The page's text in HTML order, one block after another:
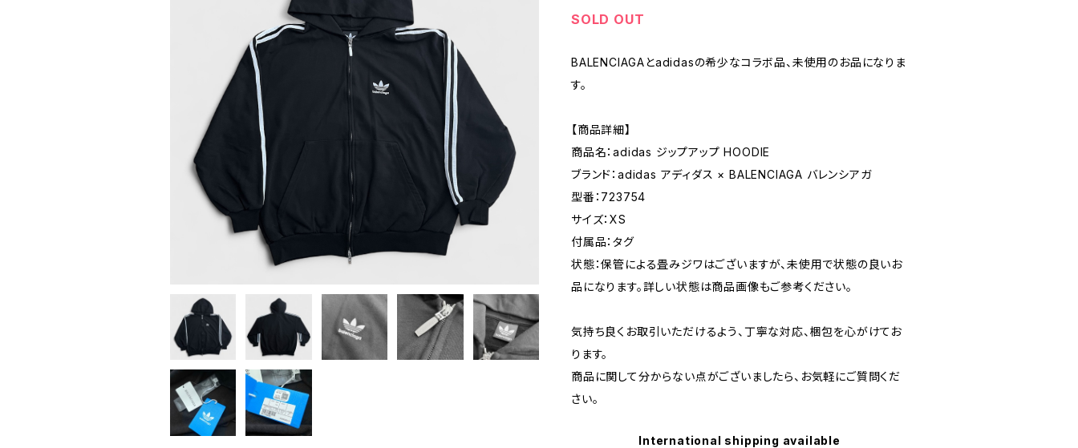
SOLD OUT
BALENCIAGAとadidasの希少なコラボ品、未使用のお品になりま
す。
【商品詳細】
商品名：adidas ジップアップ HOODIE
ブランド：adidas アディダス × BALENCIAGA バレンシアガ
型番：723754
サイズ：XS
付属品：タグ
状態：保管による畳みジワはございますが、未使用で状態の良いお
品になります。詳しい状態は商品画像もご参考ください。
気持ち良くお取引いただけるよう、丁寧な対応、梱包を心がけてお
ります。
商品に関して分からない点がございましたら、お気軽にご質問くだ
さい。
International shipping available